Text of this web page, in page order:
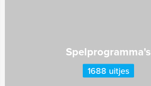
Spelprogramma's
1688 uitjes